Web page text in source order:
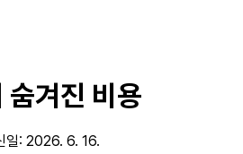
겨진 비용
일: 2026. 6. 16.